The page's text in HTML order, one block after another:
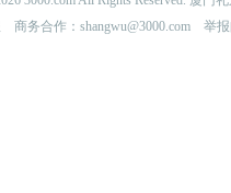
商务合作：shangwu@3000.com 举